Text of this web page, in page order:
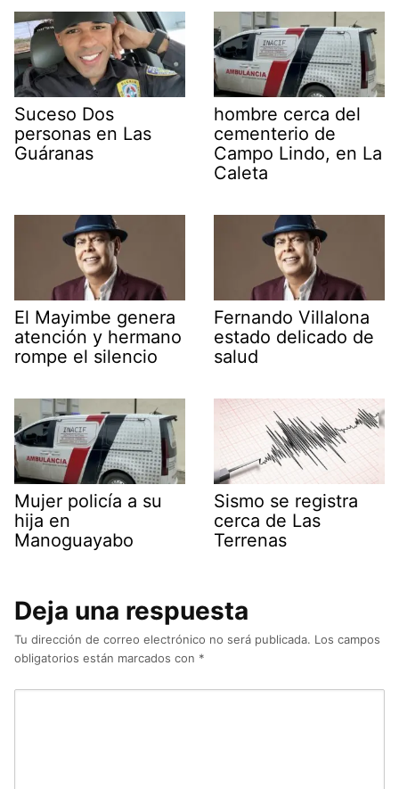
Suceso Dos
personas en Las
Guáranas
hombre cerca del
cementerio de
Campo Lindo, en La
Caleta
El Mayimbe genera
atención y hermano
rompe el silencio
Fernando Villalona
estado delicado de
salud
Mujer policía a su
hija en
Manoguayabo
Sismo se registra
cerca de Las
Terrenas
Deja una respuesta
Tu dirección de correo electrónico no será publicada. Los campos
obligatorios están marcados con *